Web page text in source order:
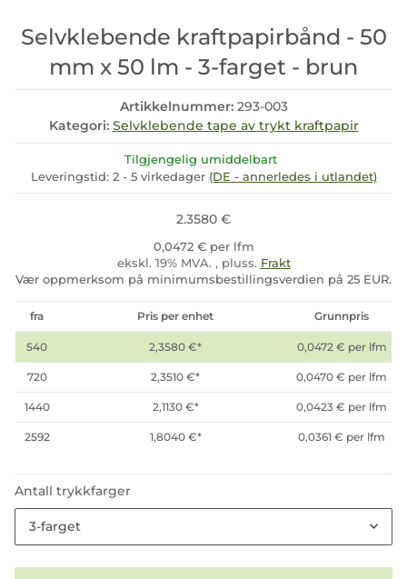
Selvklebende kraftpapirbånd - 50
mm x 50 lm - 3-farget - brun
Artikkelnummer: 293-003
Kategori: Selvklebende tape av trykt kraftpapir
Tilgjengelig umiddelbart
Leveringstid: 2 - 5 virkedager (DE - annerledes i utlandet)
2.3580 €
0,0472 € per lfm
ekskl. 19% MVA. , pluss. Frakt
Vær oppmerksom på minimumsbestillingsverdien på 25 EUR.
fra Pris per enhet Grunnpris
540 2,3580 €* 0,0472 € per lfm
720 2,3510 €* 0,0470 € per lfm
1440 2,1130 €* 0,0423 € per lfm
2592 1,8040 €* 0,0361 € per lfm
Antall trykkfarger
3-farget